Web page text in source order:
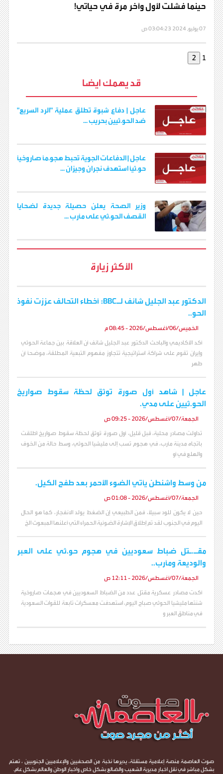
حينما فشلت لأول وآخر مرة في حياتي!
07 يوليو, 2024 03:04:23 ص
1
قد يهمك ايضا
عاجل | دفاع شبوة تطلق عملية "الرد السريع"
ضد الحو.ثيين بحريب ...
عاجل | الدفاعات الجوية تُحبط هجو.مًا صاروخيًا
حو.ثيًا استهدف نجران وجيزان ...
وزير الصحة يعلن حصيلة جديدة لضحايا
القصف الحو.ثي على مأرب ...
الأكثر زيارة
الدكتور عبد الجليل شائف لـBBC: أخطاء التحالف عززت نفوذ
الحو..
الخميس/06/أغسطس/2026 - 08:45 م
أكد الأكاديمي والباحث الدكتور عبد الجليل شائف أن العلاقة بين جماعة الحوثي
وإيران تقوم على شراكة استراتيجية تتجاوز مفهوم التبعية المطلقة، موضحاً أن
طهر
عاجل | شاهد أول صورة توثق لحظة سقوط صواريخ
الحو.ثيين على مدي.
الجمعة/07/أغسطس/2026 - 09:25 ص
تداولت مصادر محلية، قبل قليل، أول صورة تُوثق لحظة سقوط صواريخ أُطلقت
باتجاه مدينة مأرب، في هجوم نُسب إلى مليشيا الحوثي، وسط حالة من الخوف
والهلع في أو
من وسط واشنطن يأتي الضوء الأحمر بعد طفح الكيل.
الجمعة/07/أغسطس/2026 - 01:08 ص
حين لا يكون للود سبيلاً، فمن الطبيعي إن الضغط يولد الانفجار، كما هو الحال
اليوم في الجنوب لقد تم إطلاق الإشارة الضوئية الحمراء التي أعلنها المبعوث الخ
مقـ.ـتل ضباط سعوديين في هجوم حو.ثي على العبر
والوديعة ومأرب..
الجمعة/07/أغسطس/2026 - 12:11 ص
أكدت مصادر عسكرية مقتل عدد من الضباط السعوديين في هجمات صاروخية
شنتها مليشيا الحوثي صباح اليوم، استهدفت معسكرات تابعة للقوات السعودية
في مناطق العبر و
صوت العاصمة منصة إعلامية مستقلة، يديرها نخبة من الصحفيين والإعلاميين الجنوبيين ، تهتم
بشكل مباشر في نقل اخبار مديرية الشعيب والضالع بشكل خاص واخبار الوطن والعالم بشكل عام.